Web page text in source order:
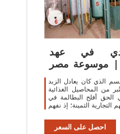
في عهد
| موسوعة مصر
الذي كان يعادل الزبد
من المحاصيل الغذائية
غنى عنها، ٣٦ وفي الحق أفلح البطالمة في
احصل على السعر